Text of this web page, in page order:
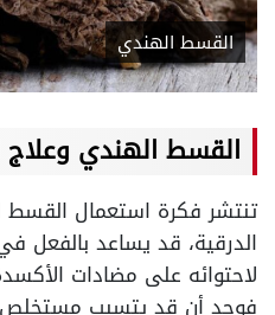
القسط الهندي
القسط الهندي وعلاج
تنتشر فكرة استعمال
الدرقية، قد يساعد بالفعل
لاحتوائه على مضادات
فوجد أن قد يتسبب مستخلص